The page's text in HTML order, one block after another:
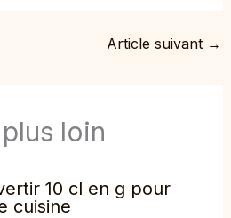
Article suivant →
loin
10 cl en g pour
cuisine